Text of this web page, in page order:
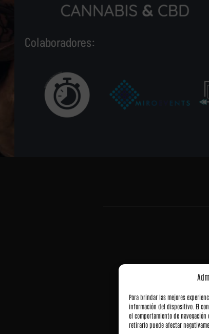
Para brindar las mejores
información del dispositivo. El
el comportamiento de
retirarlo puede afectar
Colaboradores: